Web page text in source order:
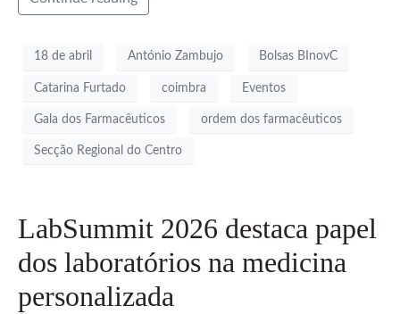
18 de abril António Zambujo Bolsas BInovC
Catarina Furtado coimbra Eventos
Gala dos Farmacêuticos ordem dos farmacêuticos
Secção Regional do Centro
LabSummit 2026 destaca papel
dos laboratórios na medicina
personalizada